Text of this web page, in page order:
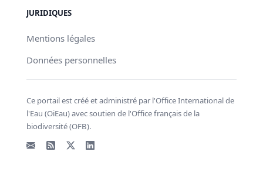
JURIDIQUES
Mentions légales
Données personnelles
Ce portail est créé et administré par l'Office International de
l'Eau (OiEau) avec soutien de l'Office français de la
biodiversité (OFB).